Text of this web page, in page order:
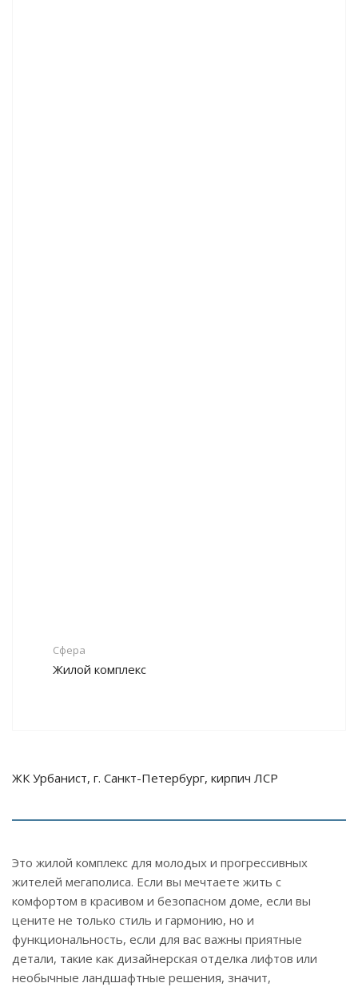
Сфера
Жилой комплекс
ЖК Урбанист, г. Санкт-Петербург, кирпич ЛСР
Это жилой комплекс для молодых и прогрессивных
жителей мегаполиса. Если вы мечтаете жить с
комфортом в красивом и безопасном доме, если вы
цените не только стиль и гармонию, но и
функциональность, если для вас важны приятные
детали, такие как дизайнерская отделка лифтов или
необычные ландшафтные решения, значит,